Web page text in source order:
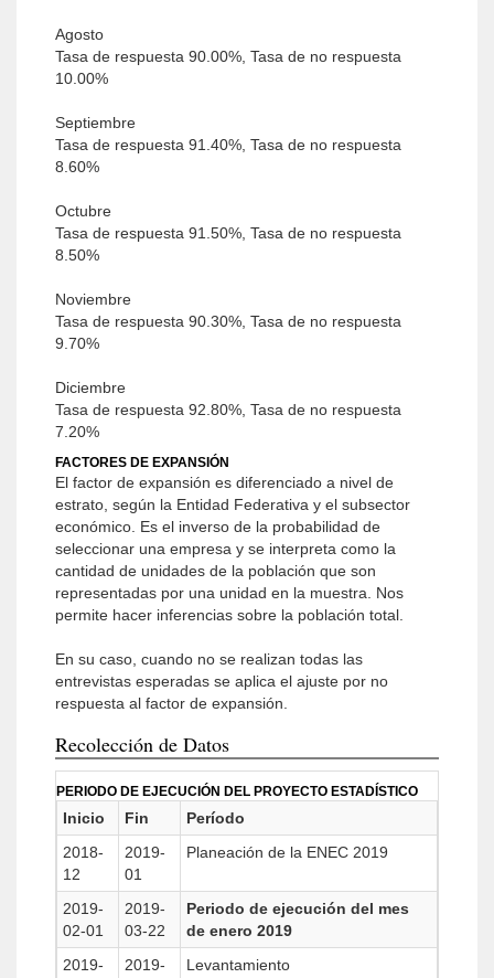
Agosto
Tasa de respuesta 90.00%, Tasa de no respuesta
10.00%
Septiembre
Tasa de respuesta 91.40%, Tasa de no respuesta
8.60%
Octubre
Tasa de respuesta 91.50%, Tasa de no respuesta
8.50%
Noviembre
Tasa de respuesta 90.30%, Tasa de no respuesta
9.70%
Diciembre
Tasa de respuesta 92.80%, Tasa de no respuesta
7.20%
FACTORES DE EXPANSIÓN
El factor de expansión es diferenciado a nivel de
estrato, según la Entidad Federativa y el subsector
económico. Es el inverso de la probabilidad de
seleccionar una empresa y se interpreta como la
cantidad de unidades de la población que son
representadas por una unidad en la muestra. Nos
permite hacer inferencias sobre la población total.
En su caso, cuando no se realizan todas las
entrevistas esperadas se aplica el ajuste por no
respuesta al factor de expansión.
Recolección de Datos
PERIODO DE EJECUCIÓN DEL PROYECTO ESTADÍSTICO
Inicio Fin
Período
2018-
12
2019-
01
Planeación de la ENEC 2019
2019-
02-01
2019-
03-22
Periodo de ejecución del mes
de enero 2019
2019-
2019-
Levantamiento